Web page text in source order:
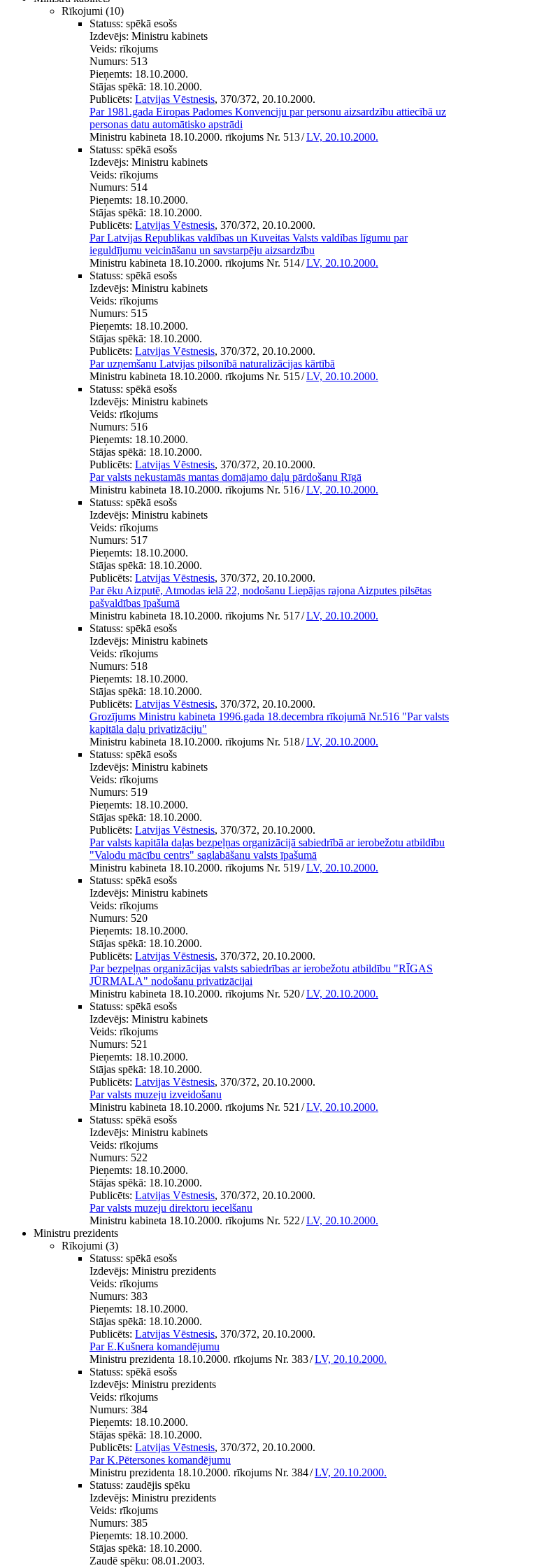
Rīkojumi (10)
Statuss: spēkā esošs
Izdevējs: Ministru kabinets
Veids: rīkojums
Numurs: 513
Pieņemts: 18.10.2000.
Stājas spēkā: 18.10.2000.
Publicēts: Latvijas Vēstnesis, 370/372, 20.10.2000.
Par 1981.gada Eiropas Padomes Konvenciju par personu aizsardzību attiecībā uz
personas datu automātisko apstrādi
Ministru kabineta 18.10.2000. rīkojums Nr. 513/LV, 20.10.2000.
Statuss: spēkā esošs
Izdevējs: Ministru kabinets
Veids: rīkojums
Numurs: 514
Pieņemts: 18.10.2000.
Stājas spēkā: 18.10.2000.
Publicēts: Latvijas Vēstnesis, 370/372, 20.10.2000.
Par Latvijas Republikas valdības un Kuveitas Valsts valdības līgumu par
ieguldījumu veicināšanu un savstarpēju aizsardzību
Ministru kabineta 18.10.2000. rīkojums Nr. 514/LV, 20.10.2000.
Statuss: spēkā esošs
Izdevējs: Ministru kabinets
Veids: rīkojums
Numurs: 515
Pieņemts: 18.10.2000.
Stājas spēkā: 18.10.2000.
Publicēts: Latvijas Vēstnesis, 370/372, 20.10.2000.
Par uzņemšanu Latvijas pilsonībā naturalizācijas kārtībā
Ministru kabineta 18.10.2000. rīkojums Nr. 515/LV, 20.10.2000.
Statuss: spēkā esošs
Izdevējs: Ministru kabinets
Veids: rīkojums
Numurs: 516
Pieņemts: 18.10.2000.
Stājas spēkā: 18.10.2000.
Publicēts: Latvijas Vēstnesis, 370/372, 20.10.2000.
Par valsts nekustamās mantas domājamo daļu pārdošanu Rīgā
Ministru kabineta 18.10.2000. rīkojums Nr. 516/LV, 20.10.2000.
Statuss: spēkā esošs
Izdevējs: Ministru kabinets
Veids: rīkojums
Numurs: 517
Pieņemts: 18.10.2000.
Stājas spēkā: 18.10.2000.
Publicēts: Latvijas Vēstnesis, 370/372, 20.10.2000.
Par ēku Aizputē, Atmodas ielā 22, nodošanu Liepājas rajona Aizputes pilsētas
pašvaldības īpašumā
Ministru kabineta 18.10.2000. rīkojums Nr. 517/LV, 20.10.2000.
Statuss: spēkā esošs
Izdevējs: Ministru kabinets
Veids: rīkojums
Numurs: 518
Pieņemts: 18.10.2000.
Stājas spēkā: 18.10.2000.
Publicēts: Latvijas Vēstnesis, 370/372, 20.10.2000.
Grozījums Ministru kabineta 1996.gada 18.decembra rīkojumā Nr.516 "Par valsts
kapitāla daļu privatizāciju"
Ministru kabineta 18.10.2000. rīkojums Nr. 518/LV, 20.10.2000.
Statuss: spēkā esošs
Izdevējs: Ministru kabinets
Veids: rīkojums
Numurs: 519
Pieņemts: 18.10.2000.
Stājas spēkā: 18.10.2000.
Publicēts: Latvijas Vēstnesis, 370/372, 20.10.2000.
Par valsts kapitāla daļas bezpeļņas organizācijā sabiedrībā ar ierobežotu atbildību
"Valodu mācību centrs" saglabāšanu valsts īpašumā
Ministru kabineta 18.10.2000. rīkojums Nr. 519/LV, 20.10.2000.
Statuss: spēkā esošs
Izdevējs: Ministru kabinets
Veids: rīkojums
Numurs: 520
Pieņemts: 18.10.2000.
Stājas spēkā: 18.10.2000.
Publicēts: Latvijas Vēstnesis, 370/372, 20.10.2000.
Par bezpeļņas organizācijas valsts sabiedrības ar ierobežotu atbildību "RĪGAS
JŪRMALA" nodošanu privatizācijai
Ministru kabineta 18.10.2000. rīkojums Nr. 520/LV, 20.10.2000.
Statuss: spēkā esošs
Izdevējs: Ministru kabinets
Veids: rīkojums
Numurs: 521
Pieņemts: 18.10.2000.
Stājas spēkā: 18.10.2000.
Publicēts: Latvijas Vēstnesis, 370/372, 20.10.2000.
Par valsts muzeju izveidošanu
Ministru kabineta 18.10.2000. rīkojums Nr. 521 /LV, 20.10.2000.
Statuss: spēkā esošs
Izdevējs: Ministru kabinets
Veids: rīkojums
Numurs: 522
Pieņemts: 18.10.2000.
Stājas spēkā: 18.10.2000.
Publicēts: Latvijas Vēstnesis, 370/372, 20.10.2000.
Par valsts muzeju direktoru iecelšanu
Ministru kabineta 18.10.2000. rīkojums Nr. 522/LV, 20.10.2000.
Ministru prezidents
Rīkojumi (3)
Statuss: spēkā esošs
Izdevējs: Ministru prezidents
Veids: rīkojums
Numurs: 383
Pieņemts: 18.10.2000.
Stājas spēkā: 18.10.2000.
Publicēts: Latvijas Vēstnesis, 370/372, 20.10.2000.
Par E.Kušnera komandējumu
Ministru prezidenta 18.10.2000. rīkojums Nr. 383/LV, 20.10.2000.
Statuss: spēkā esošs
Izdevējs: Ministru prezidents
Veids: rīkojums
Numurs: 384
Pieņemts: 18.10.2000.
Stājas spēkā: 18.10.2000.
Publicēts: Latvijas Vēstnesis, 370/372, 20.10.2000.
Par K.Pētersones komandējumu
Ministru prezidenta 18.10.2000. rīkojums Nr. 384/LV, 20.10.2000.
Statuss: zaudējis spēku
Izdevējs: Ministru prezidents
Veids: rīkojums
Numurs: 385
Pieņemts: 18.10.2000.
Stājas spēkā: 18.10.2000.
Zaudē spēku: 08.01.2003.